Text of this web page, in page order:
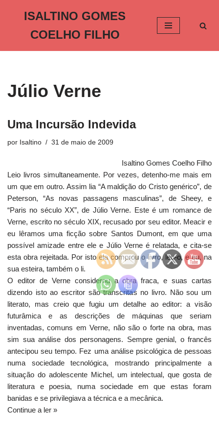
o
ISALTINO GOMES
COELHO FILHO
Júlio Verne
Uma Incursão Indevida
por Isaltino 31 de maio de 2009
Isaltino Gomes Coelho Filho
Leio livros simultaneamente. Por vezes, detenho-me mais em
um que em outro. Assim lia “A maldição do Cristo genérico”, de
Peterson, “As novas passagens masculinas”, de Sheey, e
“Paris no século XX”, de Júlio Verne. Este é um romance de
Verne, escrito no século XIX, recusado por seu editor. Meacir e
eu lêramos uma ficção sobre Santos Dumont, em que uma
possível amizade entre ele e Júlio Verne é relatada, e cita-se
esta obra rejeitada. Por isto ela comprou o livro, leu-o, e eu, na
sua esteira, também o li.
O editor de Verne considerou a obra fraca, e suas cartas
dizendo isto ao escritor são transcritas no livro. Não sou um
literato, mas creio que fugiu um detalhe ao editor: a visão
futurâmica e as descrições de máquinas que seriam
inventadas, comuns em Verne, não são o forte na obra, mas
sim sua análise dos personagens. Sempre genial, o francês
antecipou seu tempo. Fez uma análise psicológica de pessoas
numa sociedade tecnológica, mostrando principalmente a
situação do adolescente Michel, um intelectual, que gosta de
literatura e poesia, numa sociedade em que estas foram
banidas e se privilegiava a técnica e a mecânica.
Continue a ler »